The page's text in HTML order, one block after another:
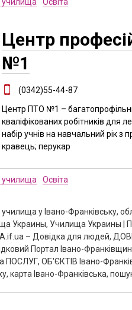
Центр
№1
(0342)55-44-87
Центр ПТО №1 –
кваліфікованих робітників для
набір учнів на навчальний рік з
кравець; перукар
училища Освіта
училища у Івано-
Украины, Училища Украины |
– Довідка для людей,
Портал Івано-
ПОСЛУГ, ОБ'ЄКТІВ Івано-
Івано-Франківська,